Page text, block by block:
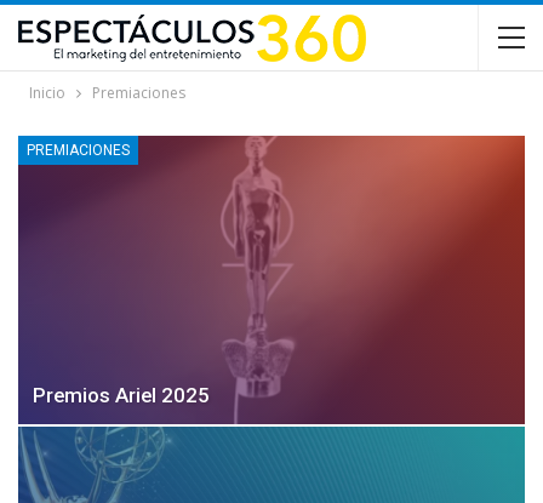
Inicio Premiaciones
PREMIACIONES
Premios Ariel 2025